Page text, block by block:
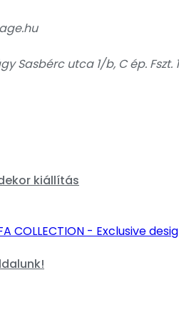
Sasbérc utca 1/b, C ép. Fszt.
kiállítás